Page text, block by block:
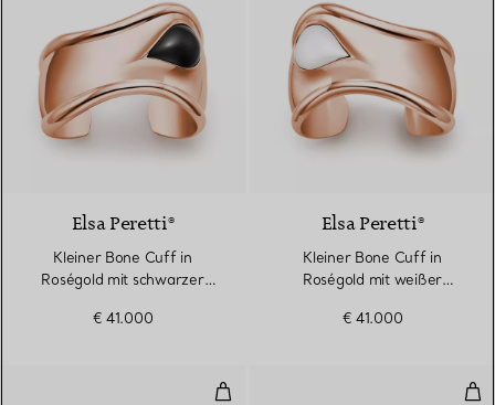
Elsa Peretti®
Kleiner Bone Cuff in
Roségold mit schwarzer
€ 41.000
Elsa Peretti®
Kleiner Bone Cuff in
Roségold mit weißer
€ 41.000
Kleiner Bone Cuff in Roségold